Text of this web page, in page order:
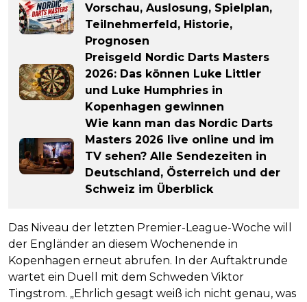
Vorschau, Auslosung, Spielplan,
Teilnehmerfeld, Historie,
Prognosen
Preisgeld Nordic Darts Masters
2026: Das können Luke Littler
und Luke Humphries in
Kopenhagen gewinnen
Wie kann man das Nordic Darts
Masters 2026 live online und im
TV sehen? Alle Sendezeiten in
Deutschland, Österreich und der
Schweiz im Überblick
Das Niveau der letzten Premier-League-Woche will
der Engländer an diesem Wochenende in
Kopenhagen erneut abrufen. In der Auftaktrunde
wartet ein Duell mit dem Schweden Viktor
Tingstrom. „Ehrlich gesagt weiß ich nicht genau, was